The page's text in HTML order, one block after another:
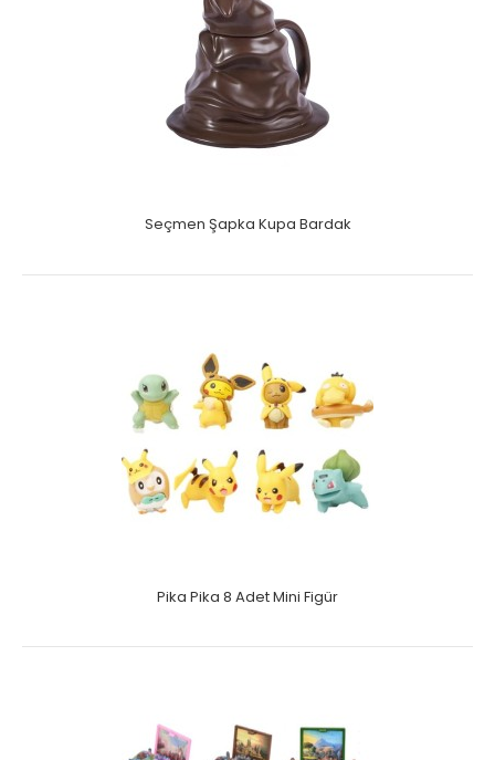
Seçmen Şapka Kupa Bardak
Pika Pika 8 Adet Mini Figür